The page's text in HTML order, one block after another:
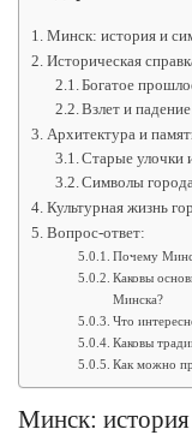
Минск: история и
Историческая
Богатое
Взлет и падение
Архитектура и
Старые улочки
Символы
Культурная жизнь
Вопрос-ответ:
Почему
Каковы
Минска?
Что
Каковы
Как можно
Минск: